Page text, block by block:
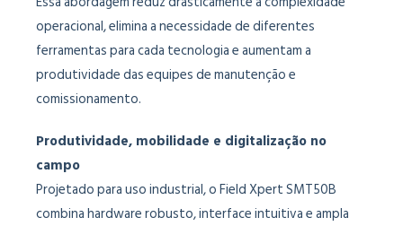
operacional, elimina a necessidade de diferentes
ferramentas para cada tecnologia e aumentam a
produtividade das equipes de manutenção e
comissionamento.
Produtividade, mobilidade e digitalização no
campo
Projetado para uso industrial, o Field Xpert SMT50B
combina hardware robusto, interface intuitiva e ampla